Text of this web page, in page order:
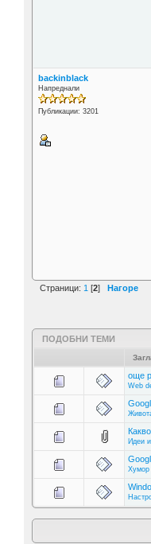
backinblack
Напреднали
Публикации: 3201
Страници: 1 [2] Нагоре
ПОДОБНИ ТЕМИ
още
Web
Идеи
Хумор